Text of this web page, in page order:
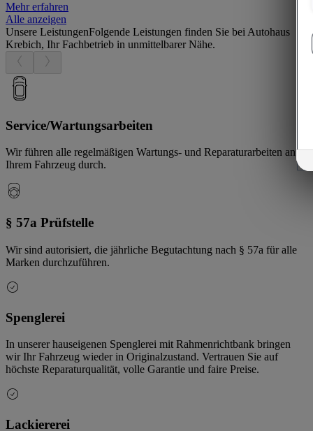
Mehr erfahren
Alle anzeigen
Unsere LeistungenFolgende Leistungen finden Sie bei Autohaus
Krebich, Ihr Fachbetrieb in unmittelbarer Nähe.
Service/Wartungsarbeiten
Wir führen alle regelmäßigen Wartungs- und Reparaturarbeiten an
Ihrem Fahrzeug durch.
§ 57a Prüfstelle
Wir sind autorisiert, die jährliche Begutachtung nach § 57a für alle
Marken durchzuführen.
Spenglerei
In unserer hauseigenen Spenglerei mit Rahmenrichtbank bringen
wir Ihr Fahrzeug wieder in Originalzustand. Vertrauen Sie auf
höchste Reparaturqualität, volle Garantie und faire Preise.
Lackiererei